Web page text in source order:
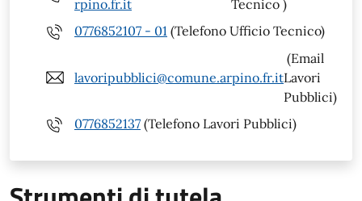
rpino.fr.it
Tecnico )
0776852107 - 01 (Telefono Ufficio Tecnico)
lavoripubblici@comune.arpino.fr.it
(Email
Lavori
Pubblici)
0776852137 (Telefono Lavori Pubblici)